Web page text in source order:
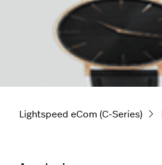
Lightspeed eCom (C-Series)